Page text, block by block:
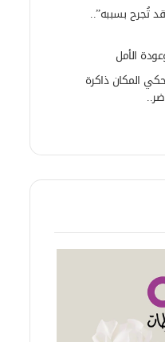
تُجرح بسببه”..
الأمل
المكان ذاكرة